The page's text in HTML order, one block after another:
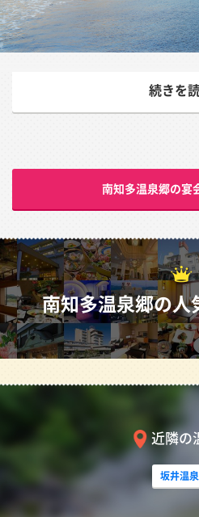
フグに伊勢エビ、高級食材で贅
温泉郷だ。化石の成分が溶け
含み効能も豊かとか。うすく
辛い。愛知県内で最大の湧出
眺めれば、どこか神秘的な気分
「日本の渚百選」に選ばれた「
伊勢湾を望む高台に、3軒の源
民宿などが点在。遠浅の海水
最も小粒の砂浜と言われ、東
の先端は、国の天然記念物「
い海岸地帯に野生するという小
ル」を抜けると、大海原に篠
辺りは、下関市に次ぐフグの
じめ伊勢エビなど伊勢湾の幸
続きを
南知多温泉郷の宴
南知多温泉郷の人
近隣の
坂井温泉